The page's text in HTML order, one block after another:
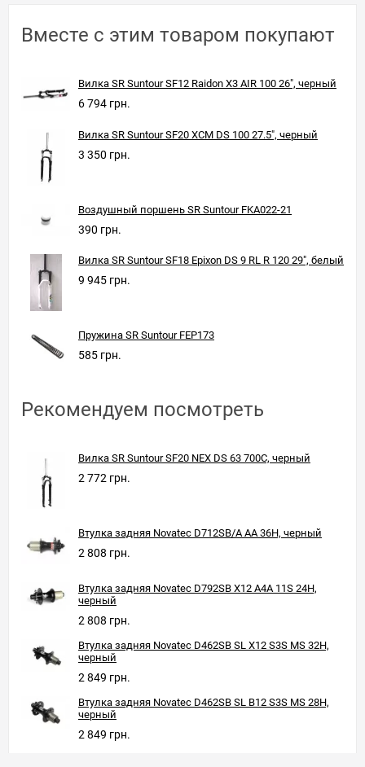
Вместе с этим товаром покупают
Вилка SR Suntour SF12 Raidon X3 AIR 100 26", черный
6 794 грн.
Вилка SR Suntour SF20 XCM DS 100 27.5", черный
3 350 грн.
Воздушный поршень SR Suntour FKA022-21
390 грн.
Вилка SR Suntour SF18 Epixon DS 9 RL R 120 29", белый
9 945 грн.
Пружина SR Suntour FEP173
585 грн.
Рекомендуем посмотреть
Вилка SR Suntour SF20 NEX DS 63 700C, черный
2 772 грн.
Втулка задняя Novatec D712SB/A AA 36H, черный
2 808 грн.
Втулка задняя Novatec D792SB X12 A4A 11S 24H,
черный
2 808 грн.
Втулка задняя Novatec D462SB SL X12 S3S MS 32H,
черный
2 849 грн.
Втулка задняя Novatec D462SB SL B12 S3S MS 28H,
черный
2 849 грн.